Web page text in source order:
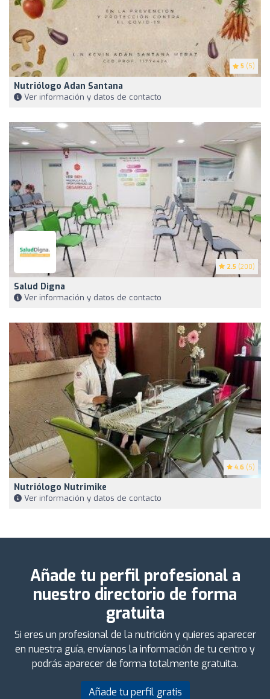
5 (5)
Nutriólogo Adan Santana
Ver información y datos de contacto
2.5 (200)
Salud Digna
Ver información y datos de contacto
4.6 (5)
Nutriólogo Nutrimike
Ver información y datos de contacto
Añade tu perfil profesional a
nuestro directorio de forma
gratuita
Si eres un profesional de la nutrición y quieres aparecer
en nuestra guía, envíanos la información de tu centro y
podrás aparecer de forma totalmente gratuita.
Añade tu perfil gratis